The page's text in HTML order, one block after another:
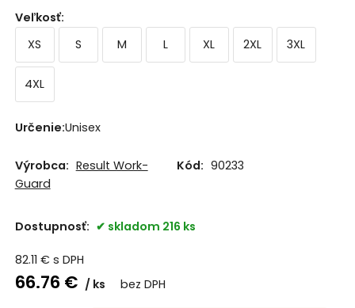
Veľkosť:
XS
S M L XL 2XL 3XL
4XL
Určenie:Unisex
Výrobca: Result Work-
Guard
Kód: 90233
Dostupnosť: skladom 216 ks
82.11 € s DPH
66.76 € ks bez DPH